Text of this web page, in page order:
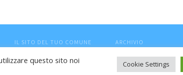
IL SITO DEL TUO COMUNE ARCHIVIO
giornalistica, aut. Trib.Fermo n.04/2010
questo sito noi
Cookie Settings